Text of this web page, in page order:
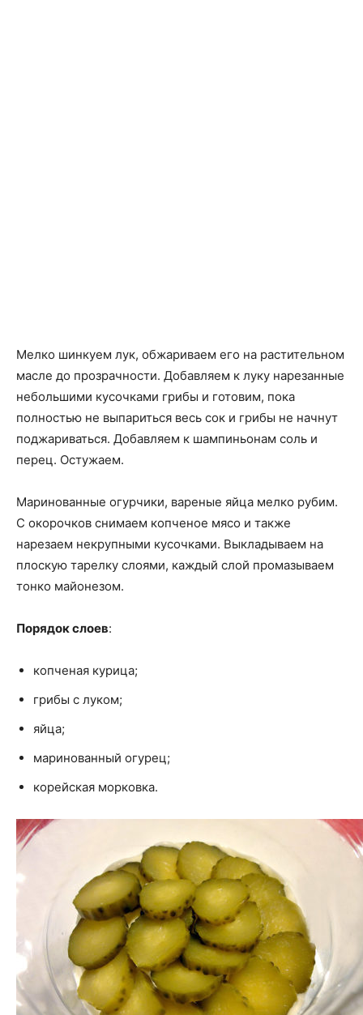
Мелко шинкуем лук, обжариваем его на растительном
масле до прозрачности. Добавляем к луку нарезанные
небольшими кусочками грибы и готовим, пока
полностью не выпариться весь сок и грибы не начнут
поджариваться. Добавляем к шампиньонам соль и
перец. Остужаем.
Маринованные огурчики, вареные яйца мелко рубим.
С окорочков снимаем копченое мясо и также
нарезаем некрупными кусочками. Выкладываем на
плоскую тарелку слоями, каждый слой промазываем
тонко майонезом.
Порядок слоев:
копченая курица;
грибы с луком;
яйца;
маринованный огурец;
корейская морковка.